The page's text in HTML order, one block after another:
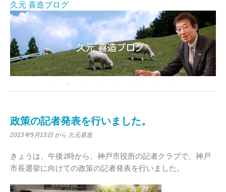
久元 喜造ブログ
政策の記者発表を行いました。
2013年9月13日 から 久元喜造
きょうは、午後2時から、神戸市役所の記者クラブで、神戸
市長選挙に向けての政策の記者発表を行いました。